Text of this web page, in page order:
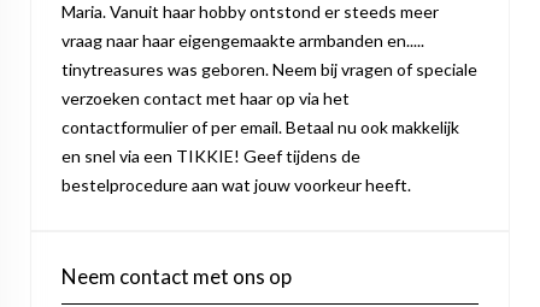
Maria. Vanuit haar hobby ontstond er steeds meer
vraag naar haar eigengemaakte armbanden en.....
tinytreasures was geboren. Neem bij vragen of speciale
verzoeken contact met haar op via het
contactformulier of per email. Betaal nu ook makkelijk
en snel via een TIKKIE! Geef tijdens de
bestelprocedure aan wat jouw voorkeur heeft.
Neem contact met ons op